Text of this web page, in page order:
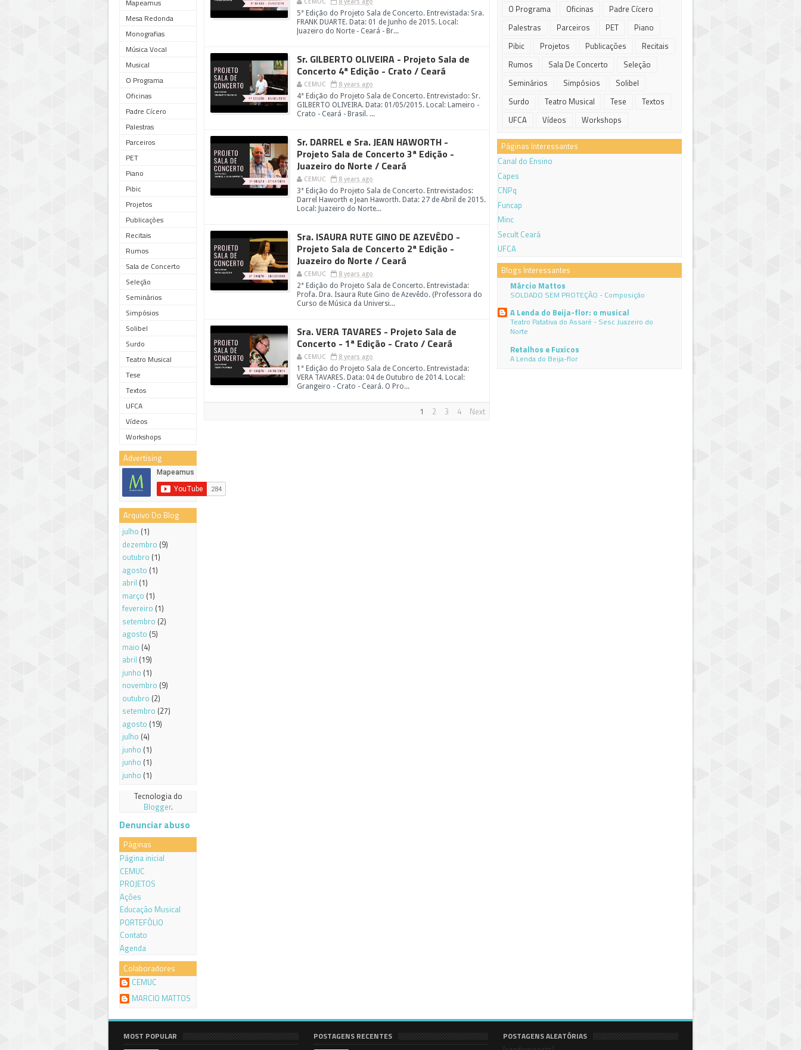
Mapeamus
Mesa Redonda
Monografias
Música Vocal
Musical
O Programa
Oficinas
Padre Cícero
Palestras
Parceiros
PET
Piano
Pibic
Projetos
Publicações
Recitais
Rumos
Sala de Concerto
Seleção
Seminários
Simpósios
Solibel
Surdo
Teatro Musical
Tese
Textos
UFCA
Vídeos
Workshops
Advertising
Arquivo Do Blog
julho (1)
dezembro (9)
outubro (1)
agosto (1)
abril (1)
março (1)
fevereiro (1)
setembro (2)
agosto (5)
maio (4)
abril (19)
junho (1)
novembro (9)
outubro (2)
setembro (27)
agosto (19)
julho (4)
junho (1)
junho (1)
junho (1)
Tecnologia do
Blogger.
Denunciar abuso
Páginas
Página inicial
CEMUC
PROJETOS
Ações
Educação Musical
PORTEFÓLIO
Contato
Agenda
Colaboradores
CEMUC
MARCIO MATTOS
5ª Edição do Projeto Sala de Concerto. Entrevistada: Sra.
FRANK DUARTE. Data: 01 de Junho de 2015. Local:
Juazeiro do Norte - Ceará - Br...
Sr. GILBERTO OLIVEIRA - Projeto Sala de
Concerto 4ª Edição - Crato / Ceará
CEMUC 8 years ago
4ª Edição do Projeto Sala de Concerto. Entrevistado: Sr.
GILBERTO OLIVEIRA. Data: 01/05/2015. Local: Lameiro -
Crato - Ceará - Brasil. ...
Sr. DARREL e Sra. JEAN HAWORTH -
Projeto Sala de Concerto 3ª Edição -
Juazeiro do Norte / Ceará
CEMUC 8 years ago
3ª Edição do Projeto Sala de Concerto. Entrevistados:
Darrel Haworth e Jean Haworth. Data: 27 de Abril de 2015.
Local: Juazeiro do Norte...
Sra. ISAURA RUTE GINO DE AZEVÊDO -
Projeto Sala de Concerto 2ª Edição -
Juazeiro do Norte / Ceará
CEMUC 8 years ago
2ª Edição do Projeto Sala de Concerto. Entrevistada:
Profa. Dra. Isaura Rute Gino de Azevêdo. (Professora do
Curso de Música da Universi...
Sra. VERA TAVARES - Projeto Sala de
Concerto - 1ª Edição - Crato / Ceará
CEMUC 8 years ago
1ª Edição do Projeto Sala de Concerto. Entrevistada:
VERA TAVARES. Data: 04 de Outubro de 2014. Local:
Grangeiro - Crato - Ceará. O Pro...
1 2 3 4 Next
O Programa
Oficinas
Padre Cícero
Palestras
Parceiros PET
Piano
Pibic
Projetos Publicações
Recitais
Rumos
Sala De Concerto
Seleção
Seminários
Simpósios
Solibel
Surdo
Teatro Musical Tese
Textos
UFCA
Vídeos Workshops
Páginas Interessantes
Canal do Ensino
Capes
CNPq
Funcap
Minc
Secult Ceará
UFCA
Blogs Interessantes
Márcio Mattos
SOLDADO SEM PROTEÇÃO - Composição
A Lenda do Beija-flor: o musical
Teatro Patativa do Assaré - Sesc Juazeiro do
Norte
Retalhos e Fuxicos
A Lenda do Beija-flor
MOST POPULAR POSTAGENS RECENTES POSTAGENS ALEATÓRIAS